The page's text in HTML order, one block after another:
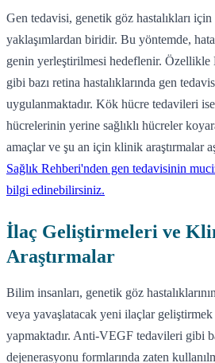
Gen tedavisi, genetik göz hastalıkları
yaklaşımlardan biridir. Bu yöntemde,
genin yerleştirilmesi hedeflenir.
gibi bazı retina hastalıklarında gen
uygulanmaktadır. Kök hücre tedavileri
hücrelerinin yerine sağlıklı hücreler
amaçlar ve şu an için klinik araştırmalar
Sağlık Rehberi'nden gen tedavisinin
bilgi edinebilirsiniz.
İlaç Geliştirmeleri ve
Araştırmalar
Bilim insanları, genetik göz
veya yavaşlatacak yeni ilaçlar
yapmaktadır. Anti-VEGF tedavileri gibi
dejenerasyonu formlarında zaten